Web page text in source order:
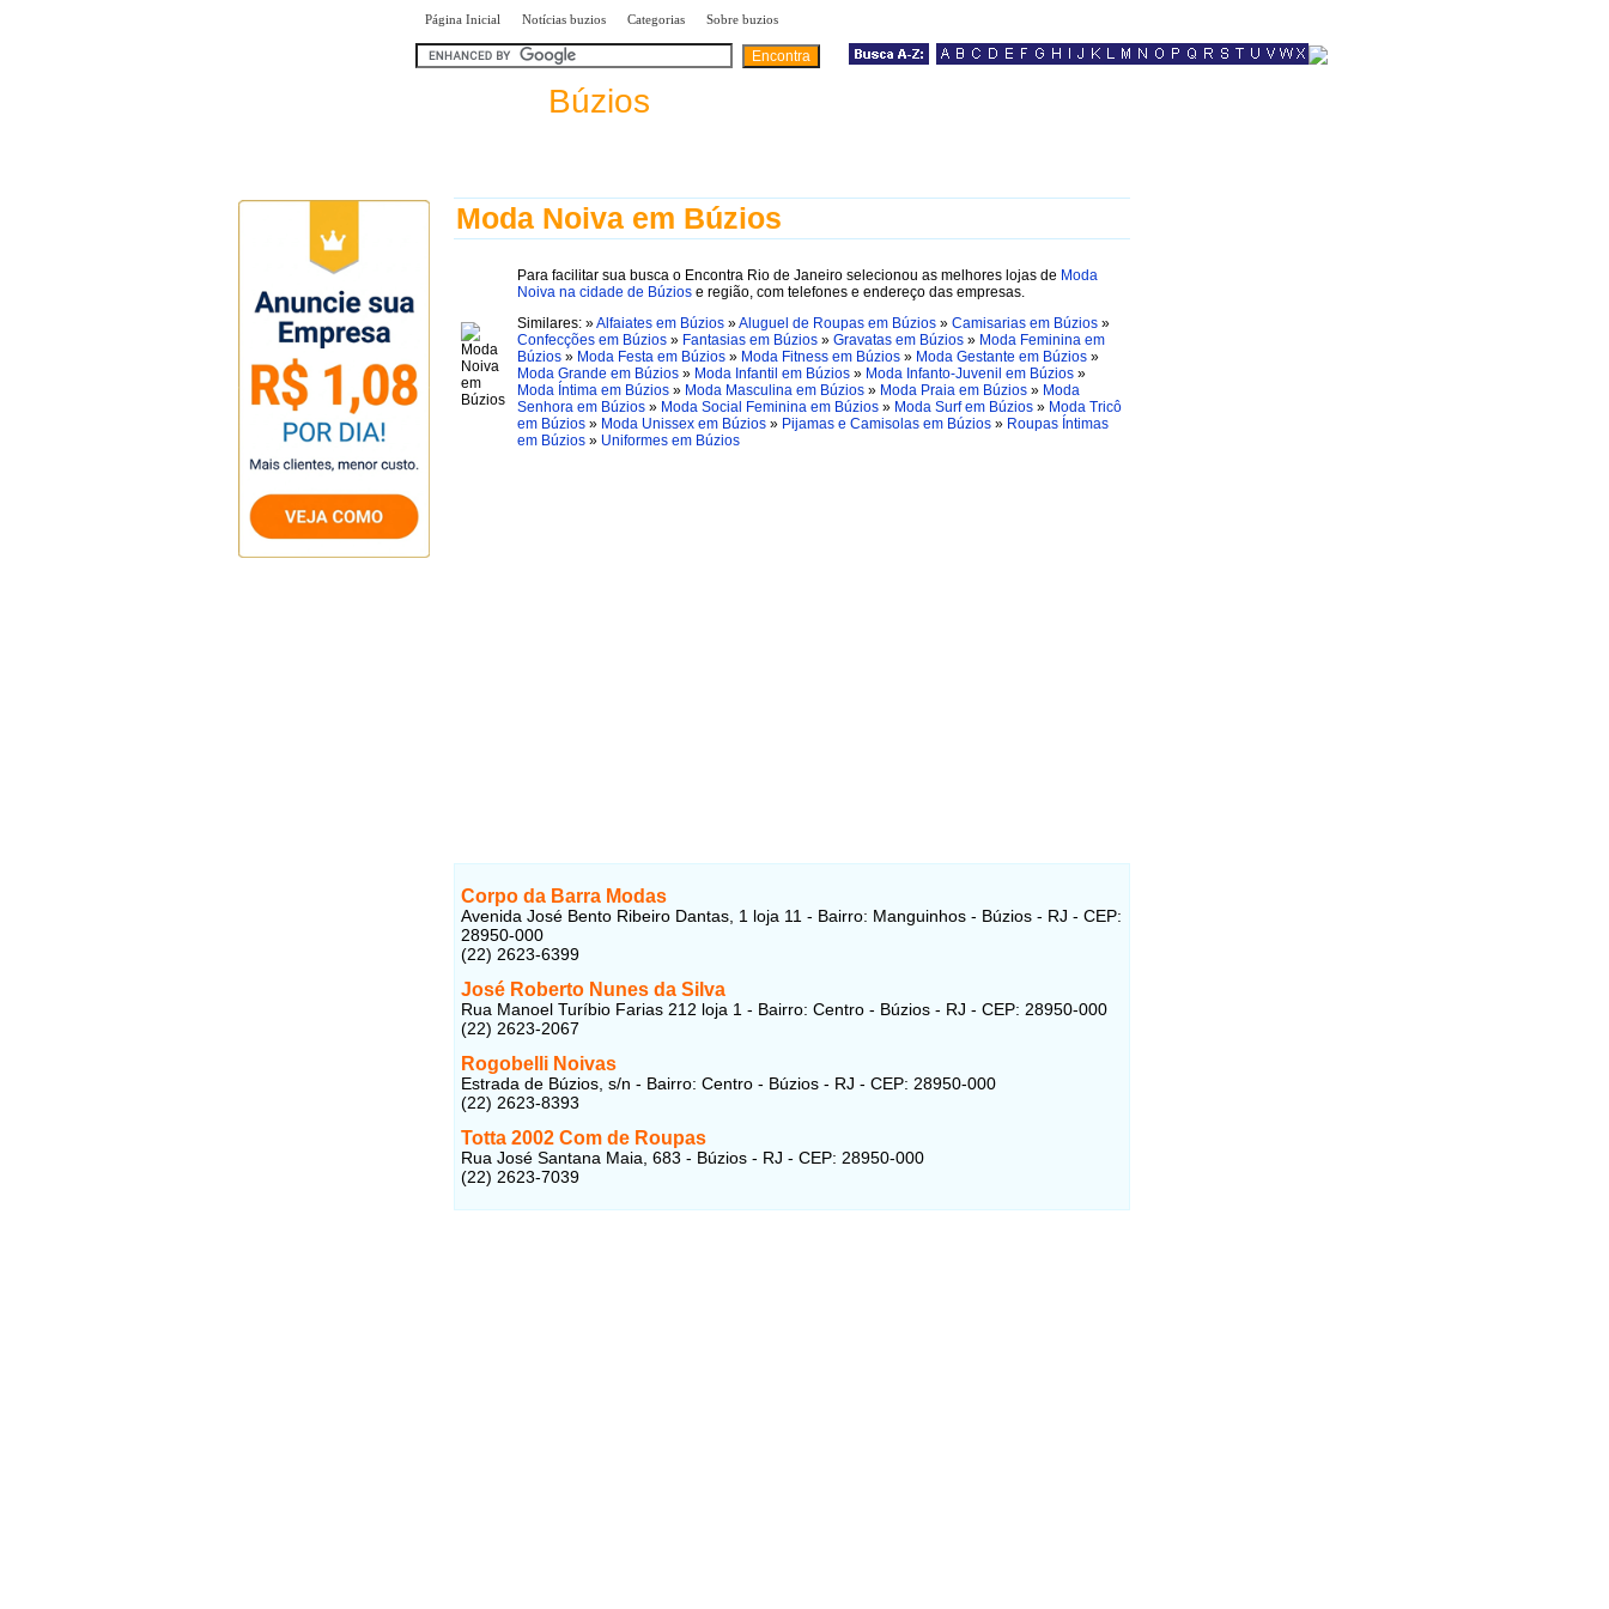
Página Inicial Notícias buzios Categorias Sobre buzios
Búzios
Moda Noiva em Búzios
Para facilitar sua busca o Encontra Rio de Janeiro selecionou as melhores lojas de Moda
Noiva na cidade de Búzios e região, com telefones e endereço das empresas.
Similares: »Alfaiates em Búzios »Aluguel de Roupas em Búzios » Camisarias em Búzios »
Confecções em Búzios » Fantasias em Búzios » Gravatas em Búzios » Moda Feminina em
Búzios » Moda Festa em Búzios » Moda Fitness em Búzios » Moda Gestante em Búzios »
Moda Grande em Búzios » Moda Infantil em Búzios » Moda Infanto-Juvenil em Búzios »
Moda Íntima em Búzios » Moda Masculina em Búzios » Moda Praia em Búzios » Moda
Senhora em Búzios » Moda Social Feminina em Búzios » Moda Surf em Búzios » Moda Tricô
em Búzios » Moda Unissex em Búzios » Pijamas e Camisolas em Búzios » Roupas Íntimas
em Búzios » Uniformes em Búzios
Corpo da Barra Modas
Avenida José Bento Ribeiro Dantas, 1 loja 11 - Bairro: Manguinhos - Búzios - RJ - CEP:
28950-000
(22) 2623-6399
José Roberto Nunes da Silva
Rua Manoel Turíbio Farias 212 loja 1 - Bairro: Centro - Búzios - RJ - CEP: 28950-000
(22) 2623-2067
Rogobelli Noivas
Estrada de Búzios, s/n - Bairro: Centro - Búzios - RJ - CEP: 28950-000
(22) 2623-8393
Totta 2002 Com de Roupas
Rua José Santana Maia, 683 - Búzios - RJ - CEP: 28950-000
(22) 2623-7039